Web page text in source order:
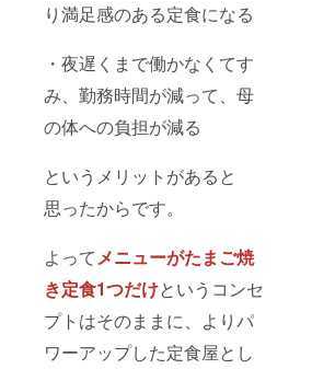
り満足感のある定食になる
・夜遅くまで働かなくてす
み、勤務時間が減って、母
の体への負担が減る
というメリットがあると
思ったからです。
よってメニューがたまご焼
き定食1つだけというコンセ
プトはそのままに、よりパ
ワーアップした定食屋とし